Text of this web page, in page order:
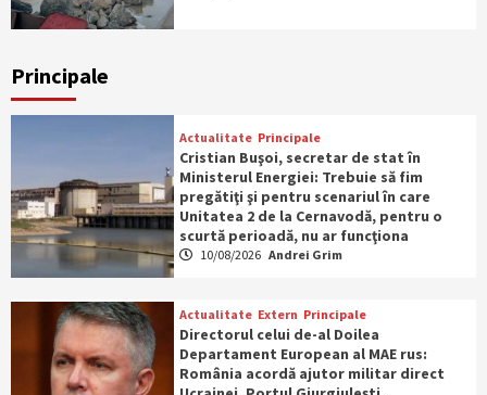
Principale
Actualitate Principale
Cristian Buşoi, secretar de stat în
Ministerul Energiei: Trebuie să fim
pregătiţi şi pentru scenariul în care
Unitatea 2 de la Cernavodă, pentru o
scurtă perioadă, nu ar funcţiona
10/08/2026 Andrei Grim
Actualitate Extern Principale
Directorul celui de-al Doilea
Departament European al MAE rus:
România acordă ajutor militar direct